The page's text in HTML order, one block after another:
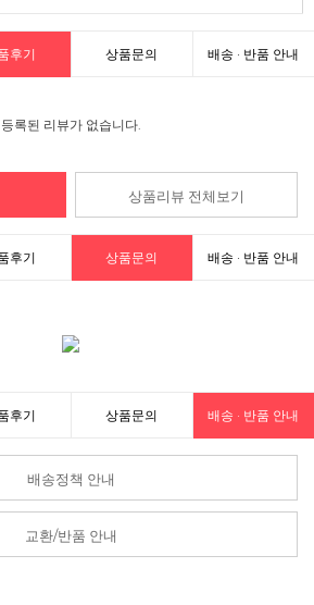
후기 상품문의 배송 · 반품 안내
등록된 리뷰가 없습니다.
상품리뷰 전체보기
후기 상품문의 배송 · 반품 안내
후기 상품문의 배송 · 반품 안내
배송정책 안내
교환/반품 안내